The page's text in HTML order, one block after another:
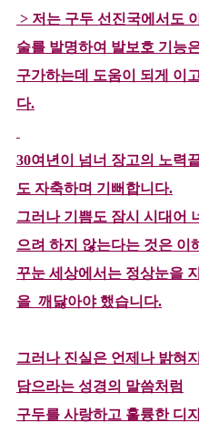
> 저는 구두 선진국에서도
술를 발명하여 발보호 기능
구가하는데 도움이 되게 이
다.
30여년이 넘너 장고의 노력
도 자축하며 기뻐합니다.
그러나 기쁨도 잠시 시대어
으려 하지 않는다는 것은 이
꾸눈 세상에서는 정상눈을
을 깨닳아야 했습니다.
그러나 진실은 언제나 밝혀
담으라는 성경의 말씀처럼
구두를 사랑하고 훌륭한 디